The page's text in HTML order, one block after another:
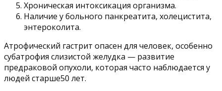
Хроническая интоксикация организма.
Наличие у больного панкреатита, холецистита,
энтероколита.
Атрофический гастрит опасен для человек, особенно
субатрофия слизистой желудка — развитие
предраковой опухоли, которая часто наблюдается у
людей старше50 лет.